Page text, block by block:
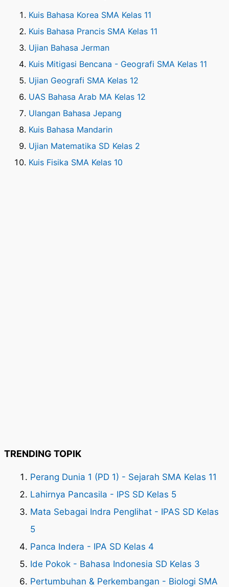
Kuis Bahasa Korea SMA Kelas 11
Kuis Bahasa Prancis SMA Kelas 11
Ujian Bahasa Jerman
Kuis Mitigasi Bencana - Geografi SMA Kelas 11
Ujian Geografi SMA Kelas 12
UAS Bahasa Arab MA Kelas 12
Ulangan Bahasa Jepang
Kuis Bahasa Mandarin
Ujian Matematika SD Kelas 2
Kuis Fisika SMA Kelas 10
TRENDING TOPIK
Perang Dunia 1 (PD 1) - Sejarah SMA Kelas 11
Lahirnya Pancasila - IPS SD Kelas 5
Mata Sebagai Indra Penglihat - IPAS SD Kelas
5
Panca Indera - IPA SD Kelas 4
Ide Pokok - Bahasa Indonesia SD Kelas 3
Pertumbuhan & Perkembangan - Biologi SMA